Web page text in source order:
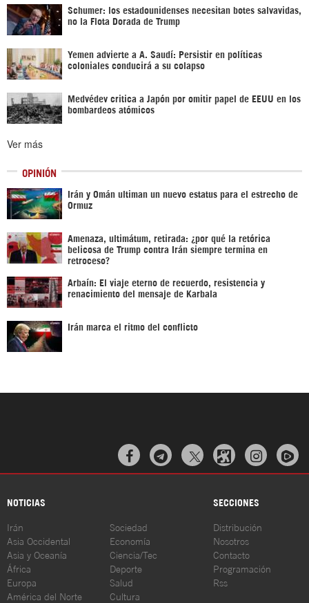
Schumer: los estadounidenses necesitan botes salvavidas,
no la Flota Dorada de Trump
Yemen advierte a A. Saudí: Persistir en políticas
coloniales conducirá a su colapso
Medvédev critica a Japón por omitir papel de EEUU en los
bombardeos atómicos
Ver más
OPINIÓN
Irán y Omán ultiman un nuevo estatus para el estrecho de
Ormuz
Amenaza, ultimátum, retirada: ¿por qué la retórica
belicosa de Trump contra Irán siempre termina en
retroceso?
Arbaín: El viaje eterno de recuerdo, resistencia y
renacimiento del mensaje de Karbala
Irán marca el ritmo del conflicto
  
NOTICIAS SECCIONES
Irán
Asia Occidental
Asia y Oceanía
África
Europa
América del Norte
Sociedad
Economía
Ciencia/Tec
Deporte
Salud
Cultura
Distribución
Nosotros
Contacto
Programación
Rss